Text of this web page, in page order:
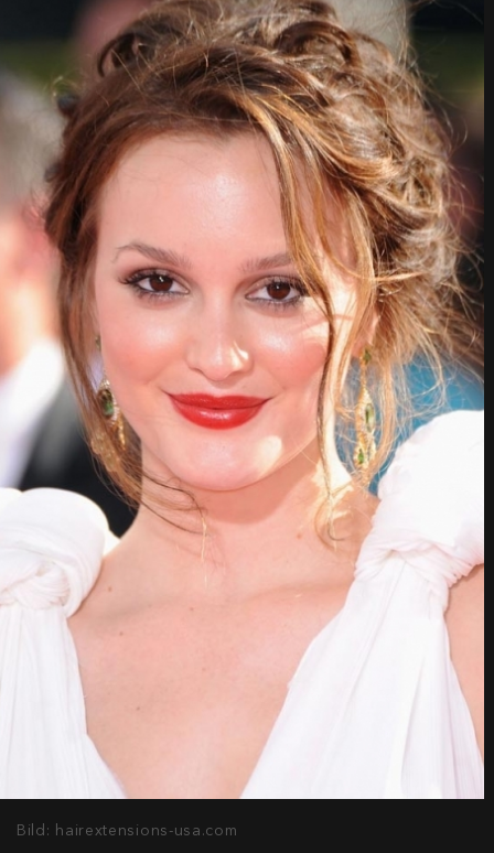
Bild: hairextensions-usa.com